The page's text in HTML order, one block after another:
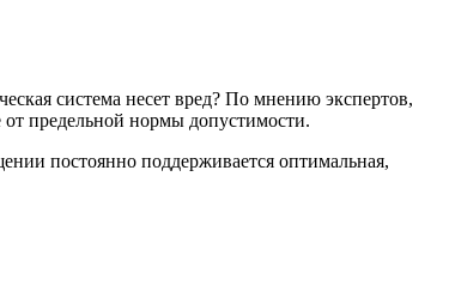
система несет вред? По мнению экспертов,
от предельной нормы допустимости.
постоянно поддерживается оптимальная,